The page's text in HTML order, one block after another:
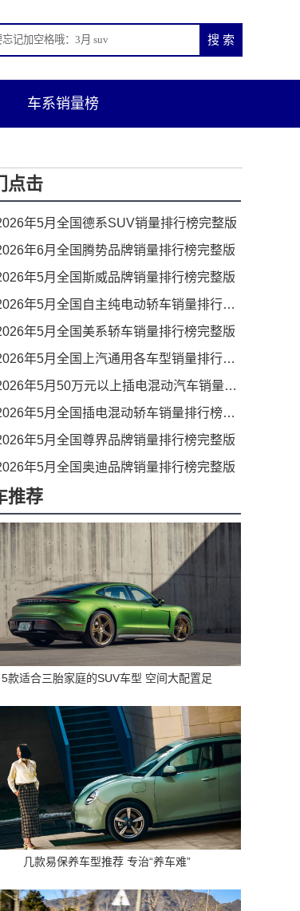
车系销量榜
点击
年5月全国德系SUV销量排行榜完整版
年6月全国腾势品牌销量排行榜完整版
年5月全国斯威品牌销量排行榜完整版
年5月全国自主纯电动轿车销量排行榜完整版(出口量
年5月全国美系轿车销量排行榜完整版
年5月全国上汽通用各车型销量排行榜完整版
年5月50万元以上插电混动汽车销量排行榜（零售量）
年5月全国插电混动轿车销量排行榜完整版(出口量
年5月全国尊界品牌销量排行榜完整版
年5月全国奥迪品牌销量排行榜完整版
推荐
5款适合三胎家庭的SUV车型 空间大配置足
几款易保养车型推荐 专治“养车难”